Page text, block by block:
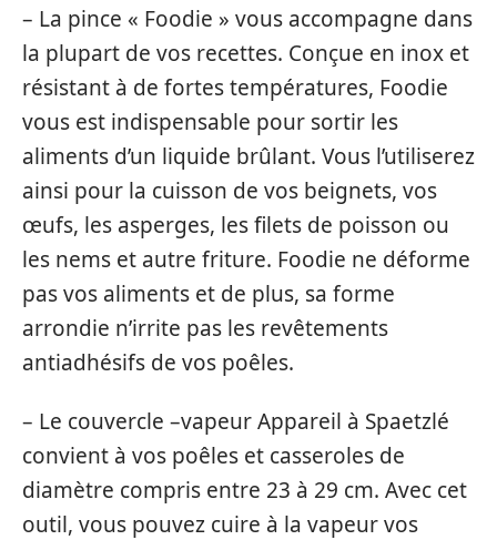
– La pince « Foodie » vous accompagne dans
la plupart de vos recettes. Conçue en inox et
résistant à de fortes températures, Foodie
vous est indispensable pour sortir les
aliments d’un liquide brûlant. Vous l’utiliserez
ainsi pour la cuisson de vos beignets, vos
œufs, les asperges, les filets de poisson ou
les nems et autre friture. Foodie ne déforme
pas vos aliments et de plus, sa forme
arrondie n’irrite pas les revêtements
antiadhésifs de vos poêles.
– Le couvercle –vapeur Appareil à Spaetzlé
convient à vos poêles et casseroles de
diamètre compris entre 23 à 29 cm. Avec cet
outil, vous pouvez cuire à la vapeur vos